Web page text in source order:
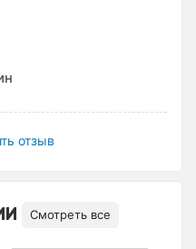
отзыв
Смотреть все